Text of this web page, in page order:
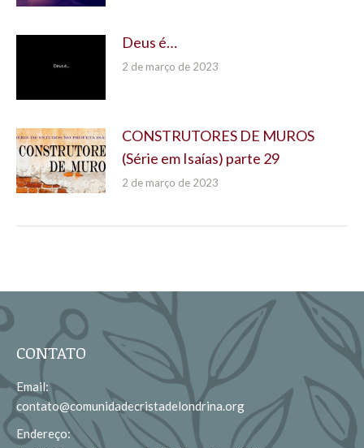
Deus é…
2 de março de 2023
CONSTRUTORES DE MUROS
(Série em Isaías) parte 29
2 de março de 2023
CONTATO
Email:
contato@comunidadecristadelondrina.org
Endereço: